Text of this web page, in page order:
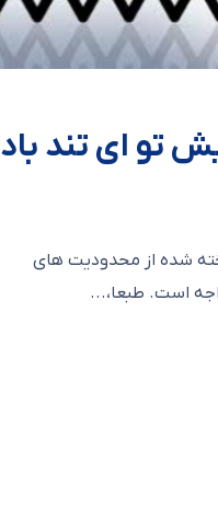
تو ای تند باد
شده از محدودیت های
است. طبعا،...